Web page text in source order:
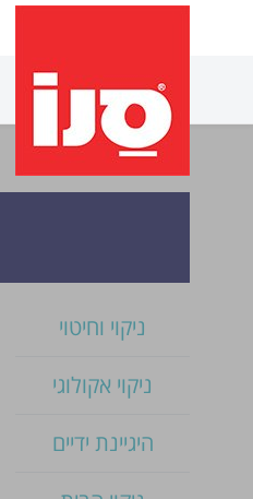
ניקוי וחיטוי
ניקוי אקולוגי
היגיינת ידיים